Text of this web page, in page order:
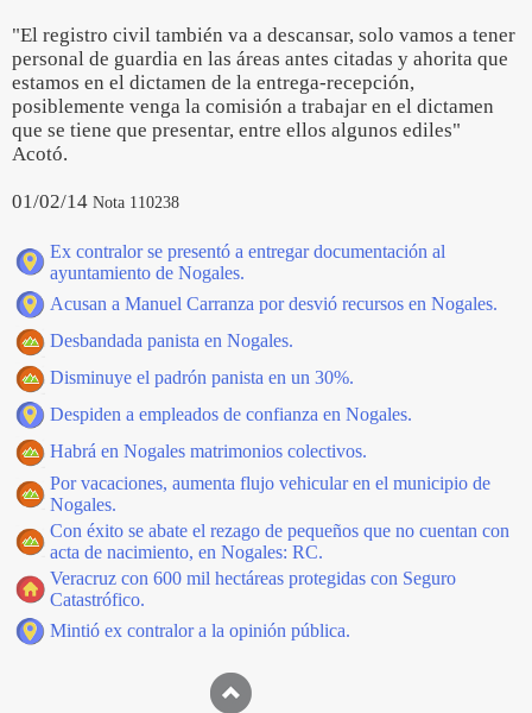
"El registro civil también va a descansar, solo vamos a tener
personal de guardia en las áreas antes citadas y ahorita que
estamos en el dictamen de la entrega-recepción,
posiblemente venga la comisión a trabajar en el dictamen
que se tiene que presentar, entre ellos algunos ediles"
Acotó.
01/02/14 Nota 110238
Ex contralor se presentó a entregar documentación al
ayuntamiento de Nogales.
Acusan a Manuel Carranza por desvió recursos en Nogales.
Desbandada panista en Nogales.
Disminuye el padrón panista en un 30%.
Despiden a empleados de confianza en Nogales.
Habrá en Nogales matrimonios colectivos.
Por vacaciones, aumenta flujo vehicular en el municipio de
Nogales.
Con éxito se abate el rezago de pequeños que no cuentan con
acta de nacimiento, en Nogales: RC.
Veracruz con 600 mil hectáreas protegidas con Seguro
Catastrófico.
Mintió ex contralor a la opinión pública.